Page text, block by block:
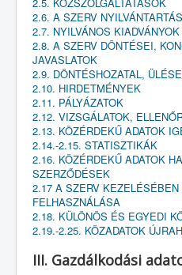
2.6. A SZERV
2.7. NYILVÁNOS KIADVÁNYOK
2.8. A SZERV DÖNTÉSEI,
JAVASLATOK
2.9. DÖNTÉSHOZATAL,
2.10. HIRDETMÉNYEK
2.11. PÁLYÁZATOK
2.12. VIZSGÁLATOK,
2.13. KÖZÉRDEKŰ ADATOK
2.14.-2.15. STATISZTIKÁK
2.16. KÖZÉRDEKŰ ADATOK
SZERZŐDÉSEK
2.17 A SZERV
FELHASZNÁLÁSA
2.18. KÜLÖNÖS ÉS EGYEDI
2.19.-2.25. KÖZADATOK
III. Gazdálkodási